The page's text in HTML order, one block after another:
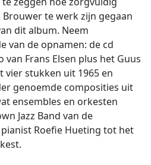
Brouwer te werk zijn gegaan
dit album. Neem
van de opnamen: de cd
Frans Elsen plus het Guus
stukken uit 1965 en
genoemde composities uit
ensembles en orkesten
Jazz Band van de
Roefie Hueting tot het